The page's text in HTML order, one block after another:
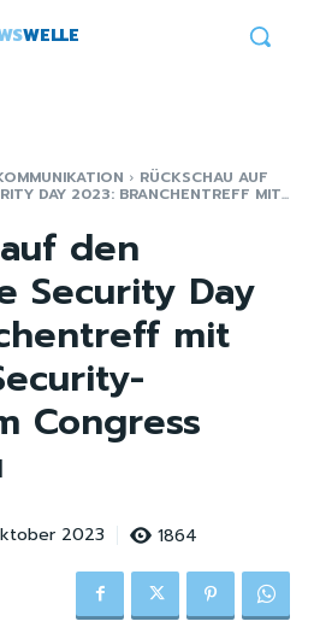
WELLE
RÜCKSCHAU AUF
DAY 2023: BRANCHENTREFF MIT...
den
Security Day
mit
Congress
2023 1864